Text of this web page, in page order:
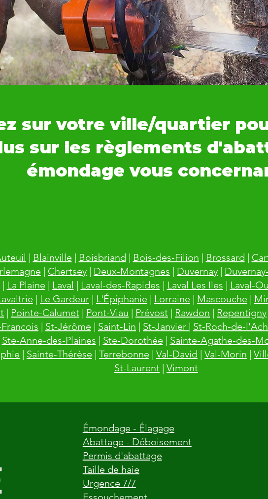
sur votre ville/quartier
sur les règlements
émondage vous
| Blainville | Boisbriand | Bois-des-Filion | Brossard |
| Chertsey | Deux-Montagnes | Duvernay |
| La Plaine | Laval | Laval-des-Rapides | Laval Les Iles | Laval-
| Le Gardeur | L'Épiphanie | Lorraine | Mascouche |
| Pointe-Calumet | Pont-Viau | Prévost | Rawdon | Repentigny
| St-Jérôme | Saint-Lin | St-Janvier | St-Roch-de-
Ste-Anne-des-Plaines | Ste-Dorothée | Sainte-Agathe-des-
| Sainte-Thérèse | Terrebonne | Val-David | Val-Morin |
St-Laurent | Vimont
Émondage - Élagage
Abattage - Déboisement
Permis d'abattage
Taille de haie
Urgence 7/7